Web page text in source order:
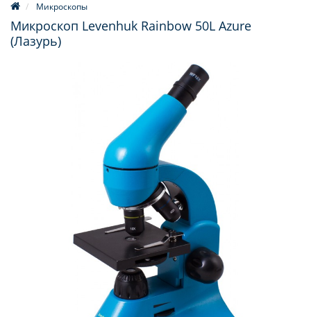
Микроскопы
Микроскоп Levenhuk Rainbow 50L Azure
(Лазурь)